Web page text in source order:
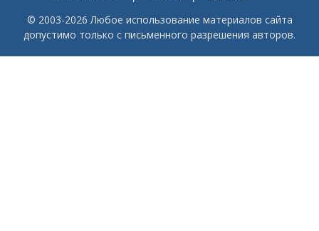
© 2003-2026 Любое использование материалов сайта
допустимо только с письменного разрешения авторов.